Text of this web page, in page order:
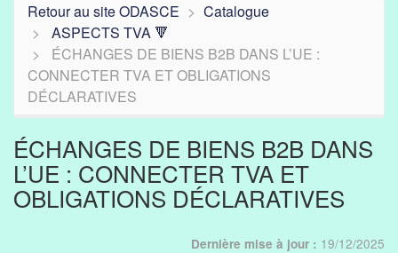
Retour au site ODASCE
Catalogue
ASPECTS TVA 🔻
ÉCHANGES DE BIENS B2B DANS L’UE :
CONNECTER TVA ET OBLIGATIONS
DÉCLARATIVES
ÉCHANGES DE BIENS B2B DANS
L’UE : CONNECTER TVA ET
OBLIGATIONS DÉCLARATIVES
Dernière mise à jour : 19/12/2025